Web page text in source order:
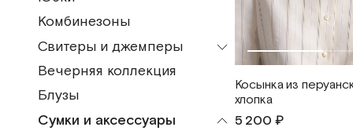
Брюки
Шорты
Жилеты
Куртки и жакеты
Плащ
Пальто
Бомберы
Шубы
Комбинезоны
Свитеры и джемперы
Все модели
Водолазки
Джемпер
Вечерняя коллекция
Блузы
Сумки и аксессуары
Косынка из
хлопка
5 200 ₽